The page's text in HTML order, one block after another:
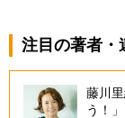
注目の著者・
藤川
う！」